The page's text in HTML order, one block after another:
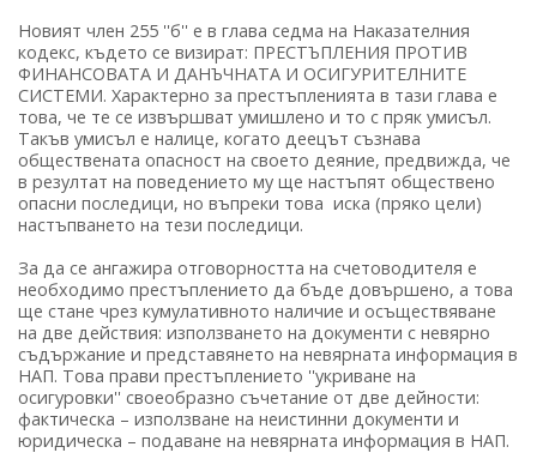
Новият член 255 ''б'' е в глава седма на Наказателния
кодекс, където се визират: ПРЕСТЪПЛЕНИЯ ПРОТИВ
ФИНАНСОВАТА И ДАНЪЧНАТА И ОСИГУРИТЕЛНИТЕ
СИСТЕМИ. Характерно за престъпленията в тази глава е
това, че те се извършват умишлено и то с пряк умисъл.
Такъв умисъл е налице, когато деецът съзнава
обществената опасност на своето деяние, предвижда, че
в резултат на поведението му ще настъпят обществено
опасни последици, но въпреки това иска (пряко цели)
настъпването на тези последици.
За да се ангажира отговорността на счетоводителя е
необходимо престъплението да бъде довършено, а това
ще стане чрез кумулативното наличие и осъществяване
на две действия: използването на документи с невярно
съдържание и представянето на невярната информация в
НАП. Това прави престъплението ''укриване на
осигуровки'' своеобразно съчетание от две дейности:
фактическа – използване на неистинни документи и
юридическа – подаване на невярната информация в НАП.